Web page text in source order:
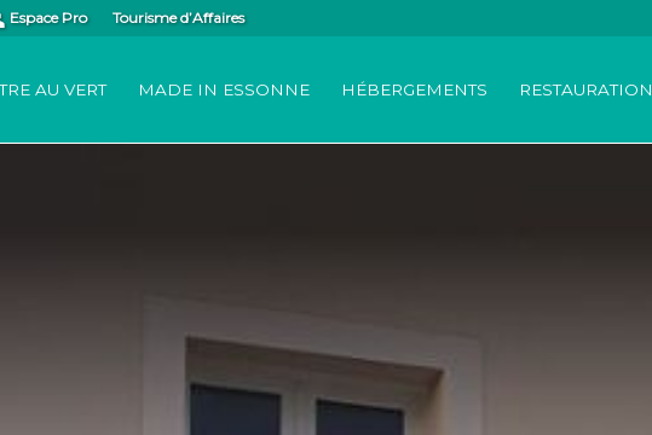
Espace Pro Tourisme d’Affaires
AU VERT MADE IN ESSONNE HÉBERGEMENTS RESTAURATION